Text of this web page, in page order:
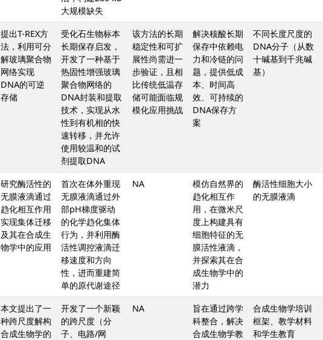
大规模缺失
提出T-REX方
法，利用可分
解玻璃聚合物
网络实现
DNA的可逆
存储
受化石生物标本
长期保存启发，
开发了一种基于
热固性增强玻璃
聚合物网络的
DNA封装和提取
技术，实现从水
性到有机相的快
速转移，并允许
使用较温和的试
剂提取DNA
该方法的长期
稳定性和可扩
展性尚需进一
步验证，且相
比传统低温存
储可能面临规
模化应用挑战
解决核酸长期
保存中依赖电
力和冷链的问
题，提供低成
本、时间高
效、可持续的
DNA保存方
案
不同长度尺度的
DNA分子（从数
十碱基到千兆碱
基）
研究酶活性的
无膜液滴通过
趋化相互作用
实现集体迁移
及其在合成生
物学中的应用
首次在体外重现
无膜液滴通过外
部pH梯度驱动
的化学趋化集体
行为，并利用酶
活性调控液滴迁
移速度和方向
性，进而重建简
单的原代谢途径
NA
模仿自然界的
趋化相互作
用，在微米尺
度上构建具有
细胞特征的无
膜活性液滴，
并探索其在合
成生物学中的
潜力
酶活性细胞大小
的无膜液滴
本文提出了一
种跨尺度解构
合成生物学的
开发了一个新颖
的跨尺度（分
子、电路/网
NA
旨在通过跨学
科整合，解决
合成生物学教
合成生物学培训
框架、教学材料
和学生教育